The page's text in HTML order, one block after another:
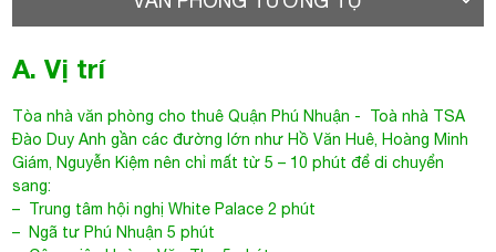
A. Vị trí
Tòa nhà văn phòng cho thuê Quận Phú Nhuận - Toà nhà TSA
Đào Duy Anh gần các đường lớn như Hồ Văn Huê, Hoàng Minh
Giám, Nguyễn Kiệm nên chỉ mất từ 5 – 10 phút để di chuyển
sang:
– Trung tâm hội nghị White Palace 2 phút
– Ngã tư Phú Nhuận 5 phút